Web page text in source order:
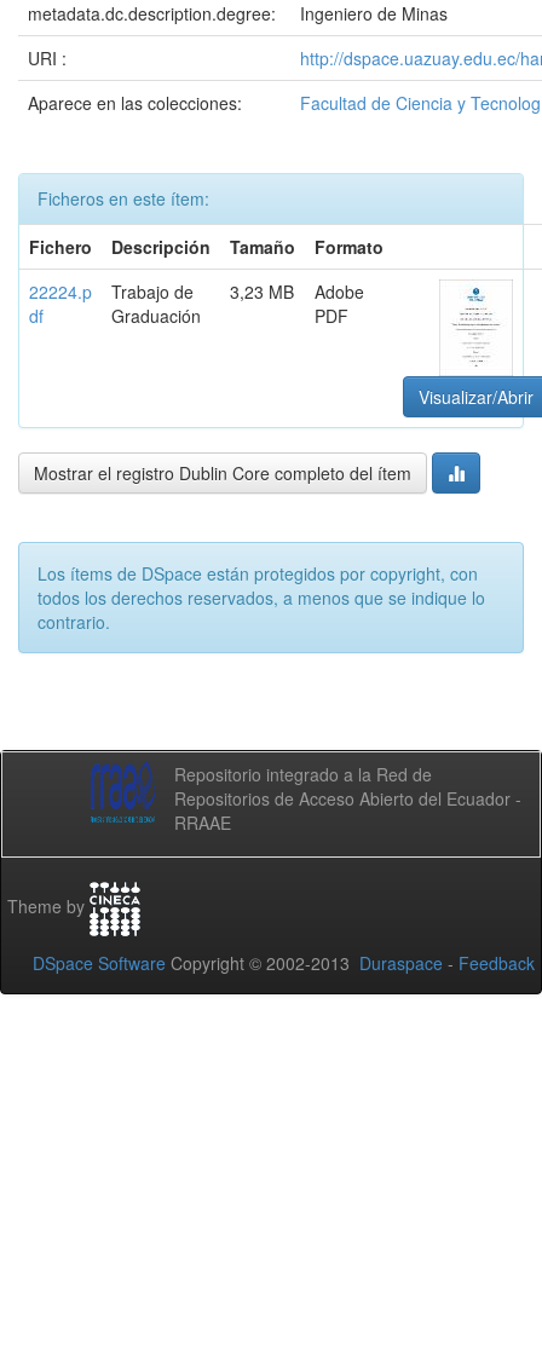
metadata.dc.description.degree:
Ingeniero de Minas
URI :
http://dspace.uazuay.edu.ec/
Aparece en las colecciones:
Facultad de Ciencia y
Ficheros en este ítem:
Fichero
Descripción Tamaño
Formato
22224.p
df
Trabajo de
Graduación
3,23 MB
Adobe
PDF
Visualizar/Abrir
Mostrar el registro Dublin Core completo del ítem
Los ítems de DSpace están protegidos por copyright, con
todos los derechos reservados, a menos que se indique lo
contrario.
Repositorio integrado a la Red de
Repositorios de Acceso Abierto del Ecuador -
RRAAE
Theme by
DSpace Software Copyright © 2002-2013 Duraspace - Feedback